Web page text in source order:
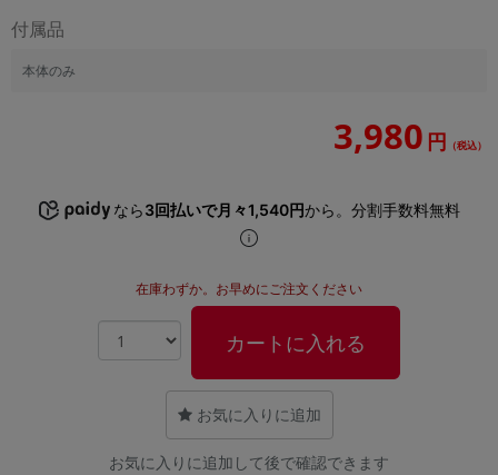
付属品
本体のみ
3,980 円 （税込）
なら3回払いで月々1,540円から。分割手数料無料
在庫わずか。お早めにご注文ください
カートに入れる
お気に入りに追加
お気に入りに追加して後で確認できます
商品の搭載機能による絞り込み
「新品」「未使用」「中古」など